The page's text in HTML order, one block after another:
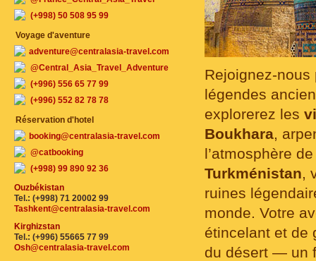
Rejoignez-
légendes
explorerez les
Boukhara,
l’atmosphère
Turkménistan,
ruines
monde. Votre
étincelant et de
du désert — un
(+998) 50 508 95 99
Voyage d'aventure
adventure@centralasia-travel.com
@Central_Asia_Travel_Adventure
(+996) 556 65 77 99
(+996) 552 82 78 78
Réservation d'hotel
booking@centralasia-travel.com
@catbooking
(+998) 99 890 92 36
Ouzbékistan
Tel.: (+998) 71 20002 99
Tashkent@centralasia-travel.com
Kirghizstan
Tel.: (+996) 55665 77 99
Osh@centralasia-travel.com